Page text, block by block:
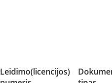
Leidimo(licencijos)